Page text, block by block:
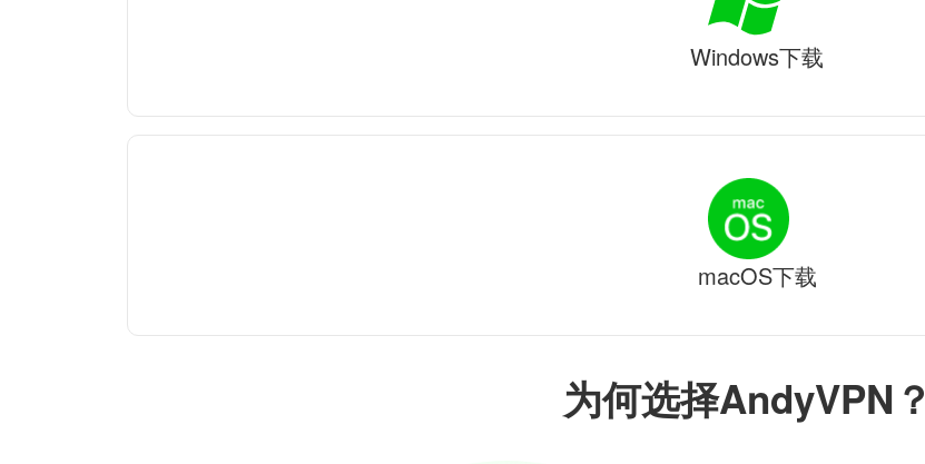
为何选择AndyVPN？
Windows下载
macOS下载